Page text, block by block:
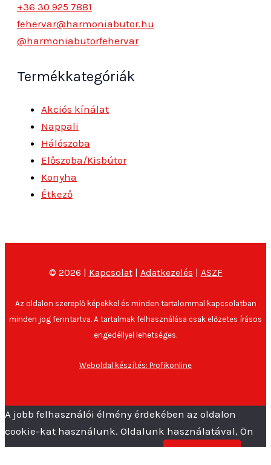
+36 30 925 7881
fehervar@harmoniabutor.hu
@harmoniabutorfehervar
Termékkategóriák
Akciós kínálat
Nappali
Hálószoba
Előszoba/Kisbútor
Konyha
Étkező
© 2026 | Kapcsolat| Adatkezelés | ASZF
Az oldalon szereplő képekkel és minden tartalommal kapcsolatban
minden jog fenntartva. A tartalmak felhasználása csak előzetes írásos
engedéllyel lehetséges.
Weboldal készítés: Profikonline
A jobb felhasználói élmény érdekében az oldalon
cookie-kat használunk. Oldalunk használatával, Ön